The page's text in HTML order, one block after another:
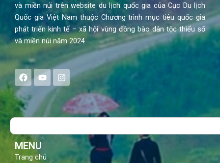
và miền núi trên website du lịch quốc gia của Cục Du lịch
Quốc gia Việt Nam thuộc Chương trình mục tiêu quốc gia
phát triển kinh tế – xã hội vùng đồng bào dân tộc thiểu số
và miền núi năm 2024
F
a
e
b
o
Y
o
t
u
b
I
n
s
a
g
Search
MENU
Trang chủ